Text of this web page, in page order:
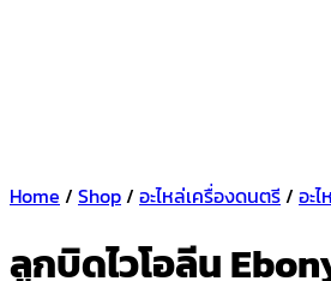
Home / Shop/ อะไหล่เครื่องดนตรี/ อะ
ลูกบิดไวโอลีน